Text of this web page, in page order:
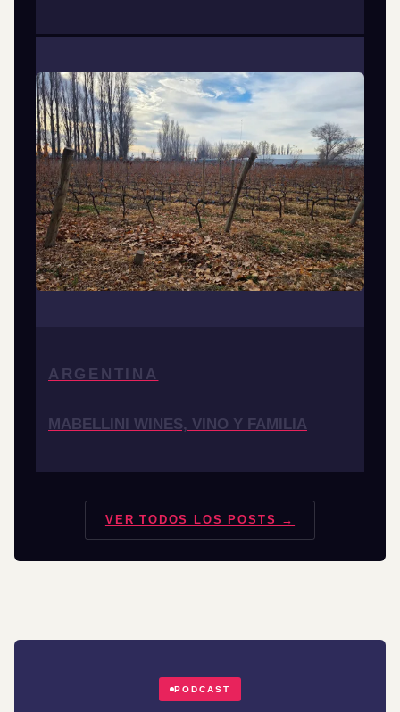
ARGENTINA
MABELLINI WINES, VINO Y FAMILIA
VER TODOS LOS POSTS →
PODCAST